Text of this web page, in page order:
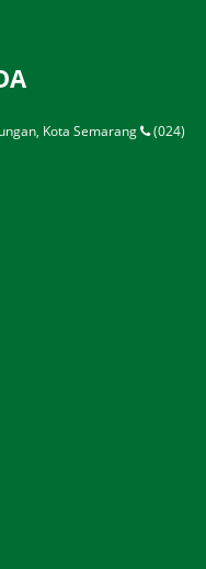
Kota Semarang
(024)